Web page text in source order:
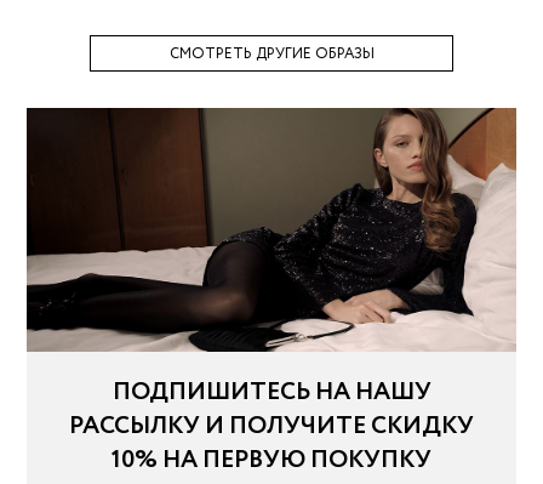
СМОТРЕТЬ ДРУГИЕ ОБРАЗЫ
ПОДПИШИТЕСЬ НА НАШУ
РАССЫЛКУ И ПОЛУЧИТЕ СКИДКУ
10% НА ПЕРВУЮ ПОКУПКУ